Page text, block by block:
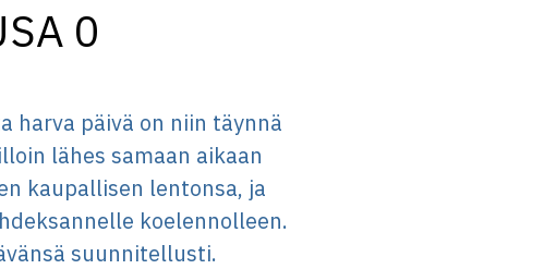
0
harva päivä on niin täynnä
lähes samaan aikaan
kaupallisen lentonsa, ja
koelennolleen.
suunnitellusti.